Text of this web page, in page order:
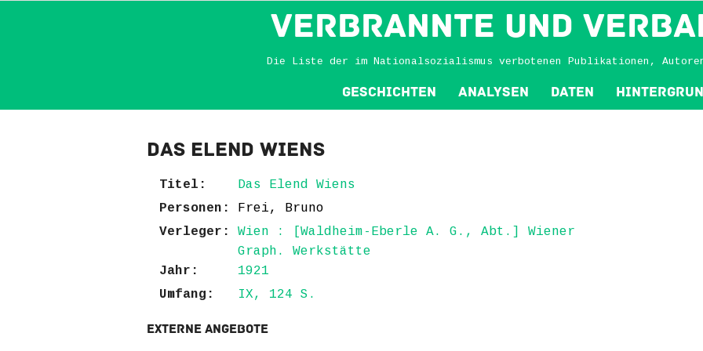
VERBRANNTE und
Die Liste der im Nationalsozialismus verbotenen Publikationen,
Geschichten Analysen Daten
Das Elend Wiens
Titel:
Das Elend Wiens
Personen:
Frei, Bruno
Verleger:
Wien : [Waldheim-Eberle A. G., Abt.] Wiener
Graph. Werkstätte
Jahr:
1921
Umfang:
IX, 124 S.
Externe Angebote